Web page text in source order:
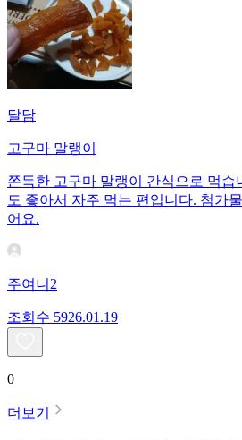
달담
고구마 말랭이
쫀득한 고구마 말랭이 간식으로 먹습
도 좋아서 자주 먹는 편입니다. 첨가
어요.
주여니2
조회수 5926.01.19
0
더보기